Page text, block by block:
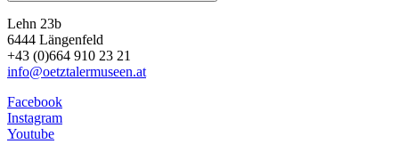
Lehn 23b
6444 Längenfeld
+43 (0)664 910 23 21
info@oetztalermuseen.at
Facebook
Instagram
Youtube